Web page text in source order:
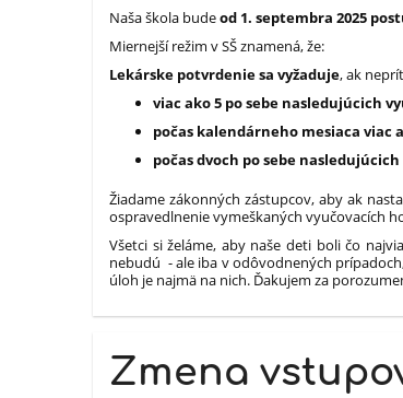
Naša škola budeod 1. septembra 2025
Miernejší režim v SŠ znamená, že:
Lekárske potvrdenie sa vyžaduje, ak
viac ako 5 po sebe nasledujúcich
počas kalendárneho mesiaca viac
počas dvoch po sebe
Žiadame zákonných zástupcov, aby ak
ospravedlnenie vymeškaných vyučovacích
Všetci si želáme, aby naše deti boli čo
nebudú - ale iba v odôvodnených
úloh je najmä na nich. Ďakujem za
Zmena